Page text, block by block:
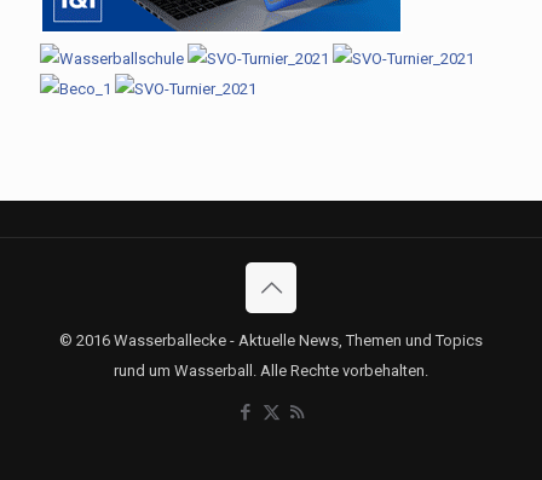
© 2016 Wasserballecke - Aktuelle News, Themen und Topics
rund um Wasserball. Alle Rechte vorbehalten.